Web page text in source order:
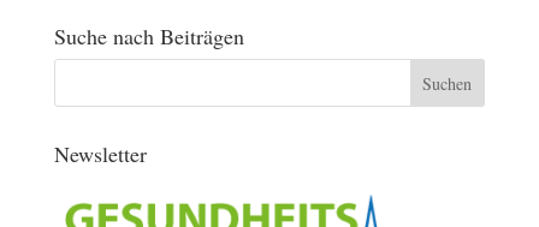
Suche nach Beiträgen
Newsletter